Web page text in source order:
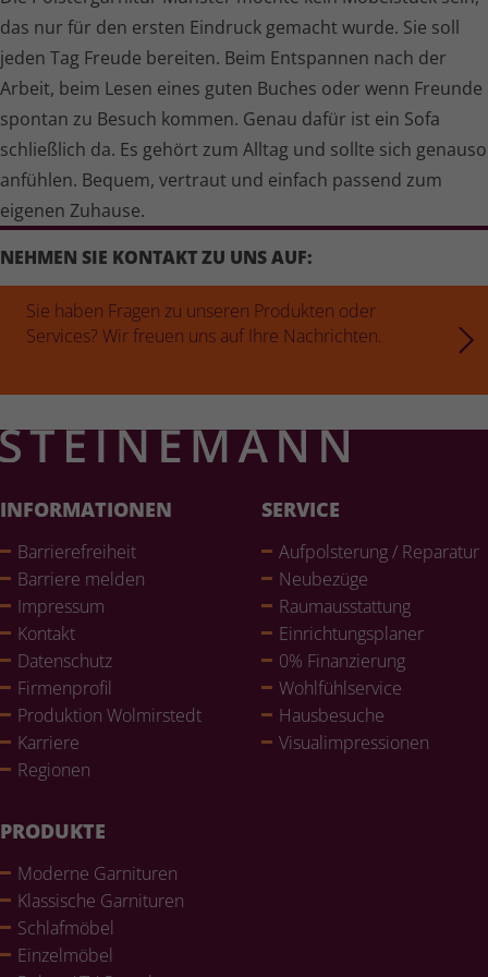
das nur für den ersten Eindruck gemacht wurde. Sie soll
jeden Tag Freude bereiten. Beim Entspannen nach der
Arbeit, beim Lesen eines guten Buches oder wenn Freunde
spontan zu Besuch kommen. Genau dafür ist ein Sofa
schließlich da. Es gehört zum Alltag und sollte sich genauso
anfühlen. Bequem, vertraut und einfach passend zum
eigenen Zuhause.
NEHMEN SIE KONTAKT ZU UNS AUF:
Sie haben Fragen zu unseren Produkten oder
Services? Wir freuen uns auf Ihre Nachrichten.
INFORMATIONEN
Bar­rie­re­frei­heit
Barriere melden
Impressum
Kontakt
Daten­schutz
Fir­men­pro­fil
Pro­duk­tion Wol­mir­stedt
Karriere
Regionen
SERVICE
Auf­pols­te­rung / Reparatur
Neubezüge
Raum­aus­stat­tung
Ein­rich­tungs­pla­ner
0% Finan­zie­rung
Wohl­fühlser­vice
Haus­be­su­che
Visualim­pres­sio­nen
PRODUKTE
Moderne Gar­ni­tu­ren
Klas­si­sche Gar­ni­tu­ren
Schlaf­mö­bel
Ein­zel­mö­bel